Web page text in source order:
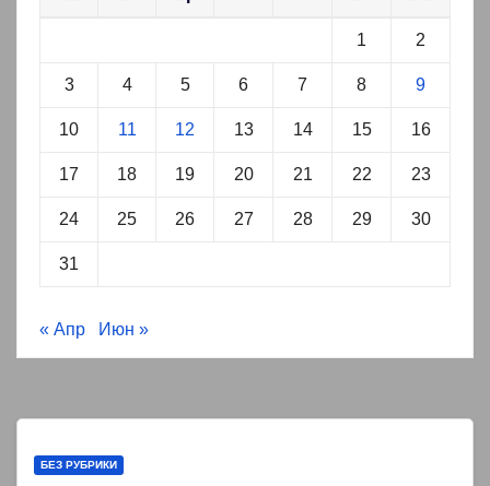
1 2
3 4 5 6 7 8 9
10 11 12 13 14 15 16
17 18 19 20 21 22 23
24 25 26 27 28 29 30
31
« Апр Июн »
БЕЗ РУБРИКИ